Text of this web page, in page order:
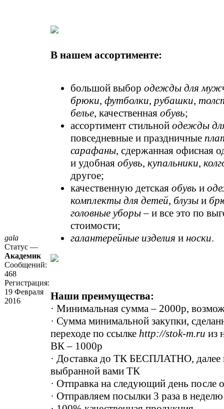
gala
Статус —
Академик
Сообщений:
468
Регистрация:
19 Февраля
2016
В нашем ассортименте:
большой выбор одежды для
брюки, футболки, рубашки,
белье, качественная обувь;
ассортимент стильной одежды
повседневные и праздничные
сарафаны, сдержанная офисная
и удобная обувь, купальники,
другое;
качественную детская обувь и
комплекты для детей, блузы и
головные уборы– и все это по
стоимости;
галантерейные изделия и носки.
Наши преимущества:
· Минимальная сумма – 2000р,
· Сумма минимальной закупки,
переходе по ссылке http://stok-m.ru из
ВК – 1000р
· Доставка до ТК БЕСПЛАТНО, далее
выбранной вами ТК
· Отправка на следующий день после
· Отправляем посылки 3 раза в неделю